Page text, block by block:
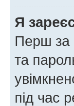
Я
Перш за
та
під час